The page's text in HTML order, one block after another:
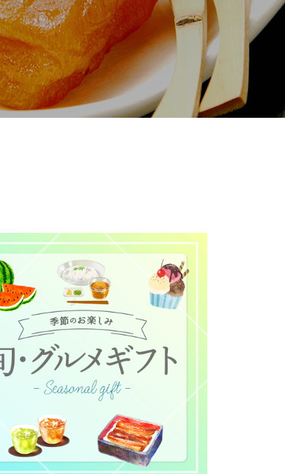
て
加入されている生協が定
として規定されています。
している個人情報につい
切に管理をおこなってい
てご確認ください。
者は、それぞれご利用の
ください。